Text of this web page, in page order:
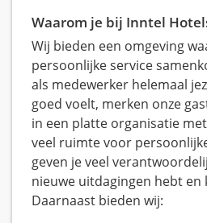
Waarom je bij Inntel
Wij bieden een omgeving
persoonlijke service
als medewerker helemaal
goed voelt, merken onze
in een platte organisatie
veel ruimte voor
geven je veel
nieuwe uitdagingen hebt en
Daarnaast bieden wij: